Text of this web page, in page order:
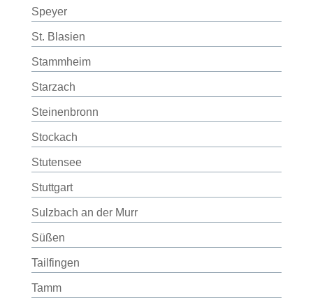
Speyer
St. Blasien
Stammheim
Starzach
Steinenbronn
Stockach
Stutensee
Stuttgart
Sulzbach an der Murr
Süßen
Tailfingen
Tamm